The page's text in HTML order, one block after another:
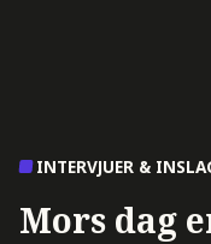
INTERVJUER &
Mors dag